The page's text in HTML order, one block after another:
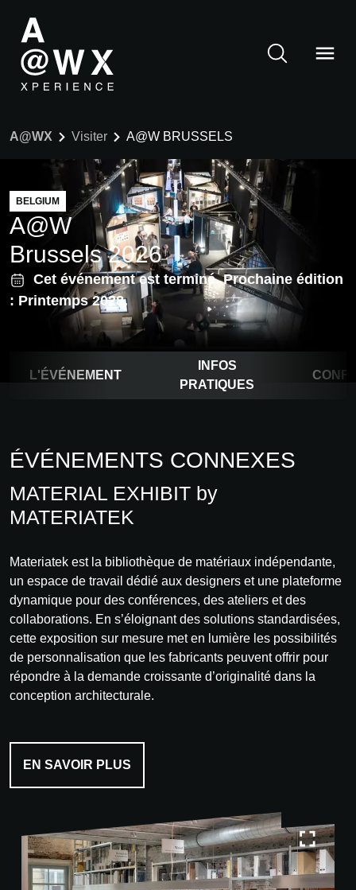
A@WX Visiter A@W BRUSSELS
BELGIUM
A@W
Brussels 2026
Cet événement est terminé. Prochaine édition
: Printemps 2028.
L'ÉVÉNEMENT
INFOS
PRATIQUES
ÉVÉNEMENTS CONNEXES
MATERIAL EXHIBIT by
MATERIATEK
Materiatek est la bibliothèque de matériaux indépendante,
un espace de travail dédié aux designers et une plateforme
dynamique pour des conférences, des ateliers et des
collaborations. En s’éloignant des solutions standardisées,
cette exposition sur mesure met en lumière les possibilités
de personnalisation que les fabricants peuvent offrir pour
répondre à la demande croissante d’originalité dans la
conception architecturale.
EN SAVOIR PLUS